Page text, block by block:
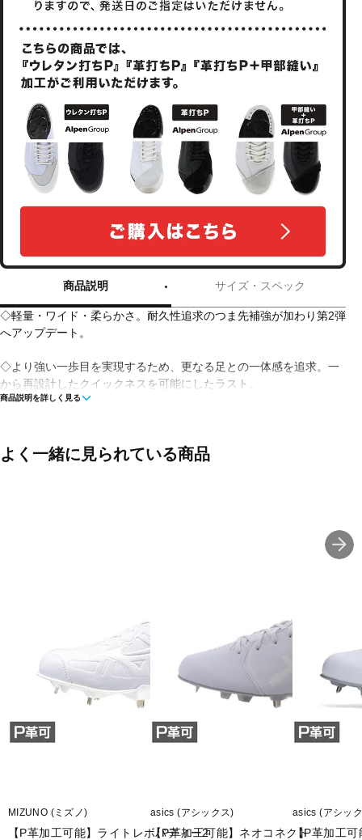
商品説明 サイズ・スペック
◇軽量・ワイド・柔らかさ。耐久性追求のつま先補強が加わり第2弾
へアップデート。
◇より強い一歩目を実現するため、更なる足との一体感を追求。一
から再設計したクイックネスを可能にしたラスト。
ブラック(ブラック×ブラック)
■甲材(アッパー):人工皮革×合成繊維
■底材(ソール):合成底
■タイプ:埋め込み式
■片足重量:約260g
商品説明を詳しく見る
よく一緒に見られている商品
MIZUNO (ミズノ)
【P革加工可能】ライトレボバディー2
asics (アシックス)
【P革加工可能】ネオコネクト
asics (アシッ
【P革加工可